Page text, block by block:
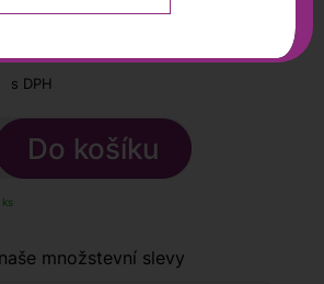
s DPH
množstevní slevy